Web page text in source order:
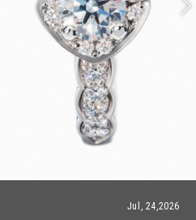
Jul, 15,2026